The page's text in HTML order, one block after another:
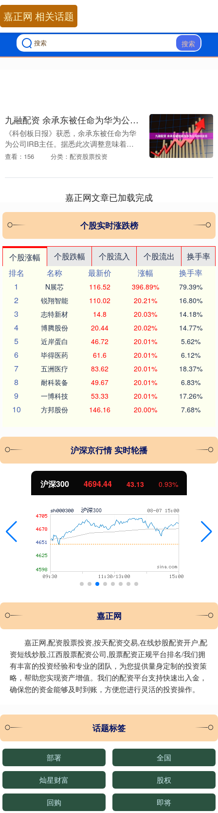
搜索
嘉正网 相关话题
九融配资 余承东被任命为华为公司IRB主任
《科创板日报》获悉，余承东被任命为华
为公司IRB主任。据悉此次调整意味着华
为将AI置于未来十年发展的核心地位九融
域高强度....
查看：156 分类：配资股票投资
嘉正网文章已加载完成
个股实时涨跌榜
个股涨幅 个股跌幅 个股流入 个股流出
换手率
排名
名称 最新价 涨幅
换手率
1
N展芯 116.52 396.89% 79.39%
2 锐翔智能 110.02 20.21% 16.80%
3 志特新材 14.8 20.03% 14.18%
4 博腾股份 20.44 20.02% 14.77%
5 近岸蛋白 46.72 20.01% 5.62%
6 毕得医药 61.6 20.01% 6.12%
7 五洲医疗 83.62 20.01% 18.37%
8 耐科装备 49.67 20.01% 6.83%
9 一博科技 53.33 20.01% 17.26%
10 方邦股份 146.16 20.00% 7.68%
沪深京行情 实时轮播
沪深300 4694.44 43.13 0.93%
嘉正网
嘉正网,配资股票投资,按天配资交易,在线炒股配资开户,配
资短线炒股,江西股票配资公司,股票配资正规平台排名/我们拥
有丰富的投资经验和专业的团队，为您提供量身定制的投资策
略，帮助您实现资产增值。我们的配资平台支持快速出入金，
确保您的资金能够及时到账，方便您进行灵活的投资操作。
话题标签
部署 全国
灿星财富 股权
回购 即将